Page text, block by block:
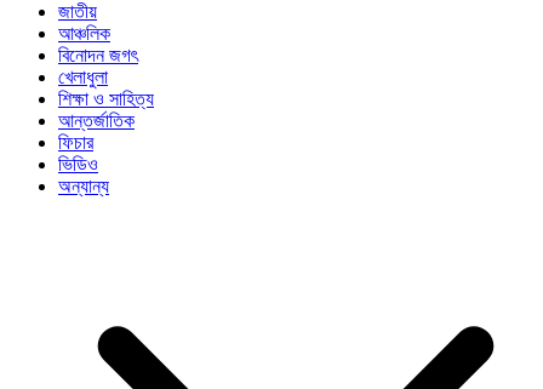
জাতীয়
আঞ্চলিক
বিনোদন জগৎ
খেলাধুলা
শিক্ষা ও সাহিত্য
আন্তর্জাতিক
ফিচার
ভিডিও
অন্যান্য